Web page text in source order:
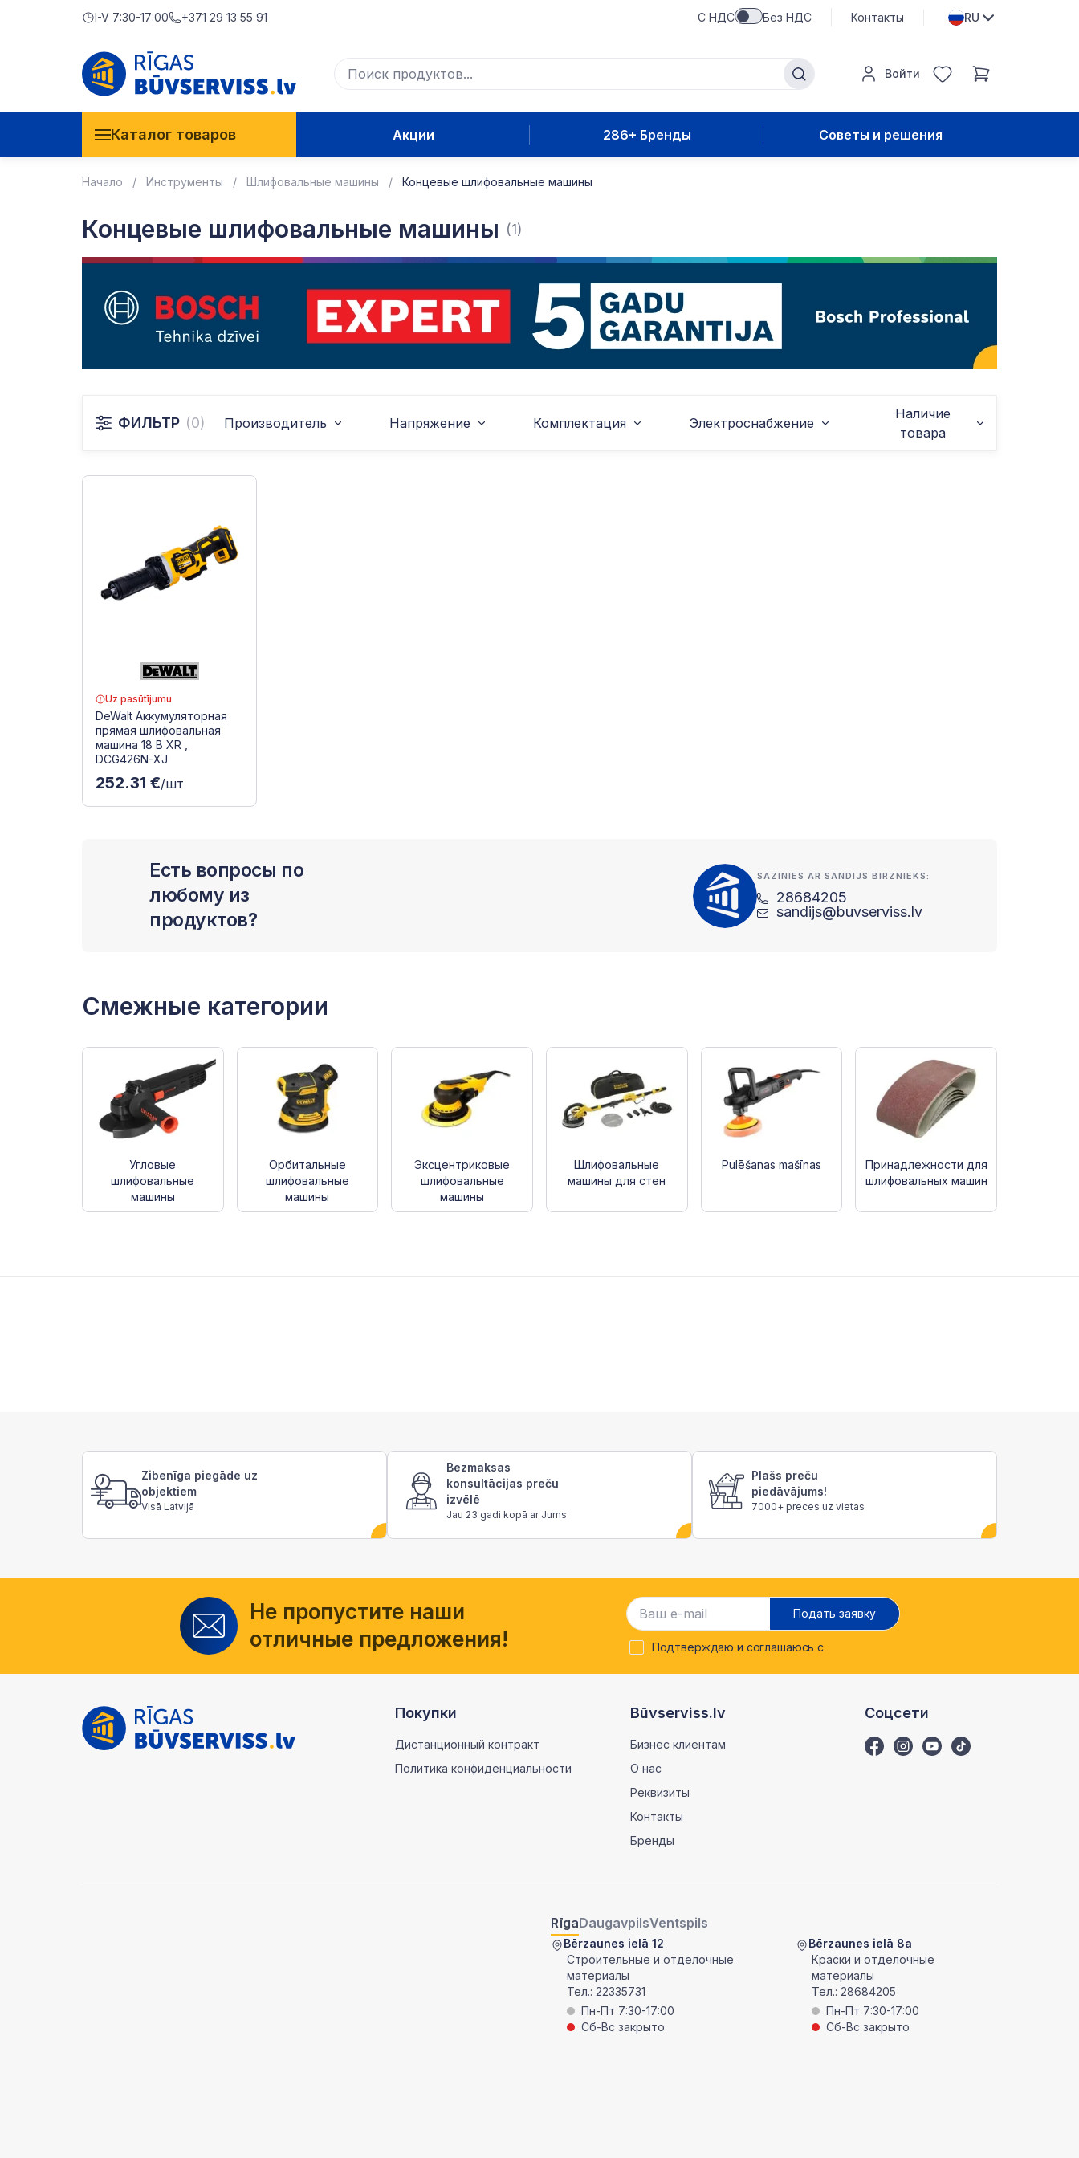
I-V 7:30-17:00 +371 29 13 55 91 С НДС Без НДС Контакты RU
Войти
Каталог товаров Акции 286+ Бренды Советы и решения
Начало Инструменты Шлифовальные машины Концевые шлифовальные машины
Концевые шлифовальные машины (1)
ФИЛЬТР (0) Производитель Напряжение Комплектация Электроснабжение
Наличие
товара
Uz pasūtījumu
DeWalt Аккумуляторная
прямая шлифовальная
машина 18 В XR ,
DCG426N-XJ
252.31 €/шт
Есть вопросы по
любому из
продуктов?
SAZINIES AR SANDIJS BIRZNIEKS:
28684205
sandijs@buvserviss.lv
Смежные категории
Угловые
шлифовальные
машины
Орбитальные
шлифовальные
машины
Эксцентриковые
шлифовальные
машины
Шлифовальные
машины для стен
Pulēšanas mašīnas
Принадлежности для
шлифовальных машин
Zibenīga piegāde uz
objektiem
Visā Latvijā
Bezmaksas
konsultācijas preču
izvēlē
Jau 23 gadi kopā ar Jums
Plašs preču
piedāvājums!
7000+ preces uz vietas
Не пропустите наши
отличные предложения!
Подать заявку
Подтверждаю и соглашаюсь с
Покупки
Дистанционный контракт
Политика конфиденциальности
Būvserviss.lv
Бизнес клиентам
О нас
Реквизиты
Контакты
Бренды
Соцсети
RīgaDaugavpilsVentspils
Bērzaunes ielā 12
Строительные и отделочные
материалы
Тел.: 22335731
Пн-Пт 7:30-17:00
Сб-Вс закрыто
Bērzaunes ielā 8a
Краски и отделочные
материалы
Тел.: 28684205
Пн-Пт 7:30-17:00
Сб-Вс закрыто